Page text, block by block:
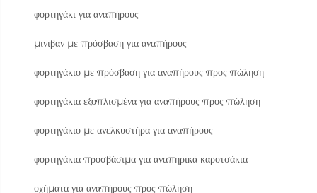
φορτηγάκι για αναπήρους
μινιβαν με πρόσβαση για αναπήρους
φορτηγάκιο με πρόσβαση για αναπήρους προς πώληση
φορτηγάκια εξοπλισμένα για αναπήρους προς πώληση
φορτηγάκιο με ανελκυστήρα για αναπήρους
φορτηγάκια προσβάσιμα για αναπηρικά καροτσάκια
οχήματα για αναπήρους προς πώληση